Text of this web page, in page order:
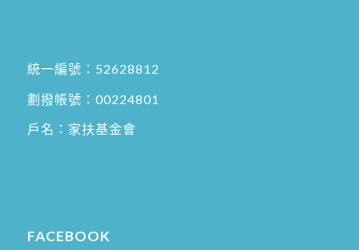
統一編號：52628812
劃撥帳號：00224801
戶名：家扶基金會
FACEBOOK